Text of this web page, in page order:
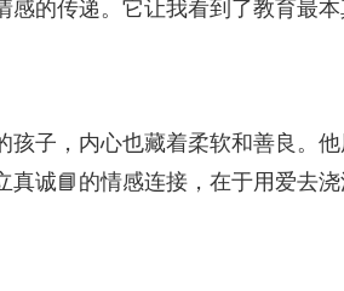
的传递。它让我看到了教育最
子，内心也藏着柔软和善良。他
诚📘的情感连接，在于用爱去